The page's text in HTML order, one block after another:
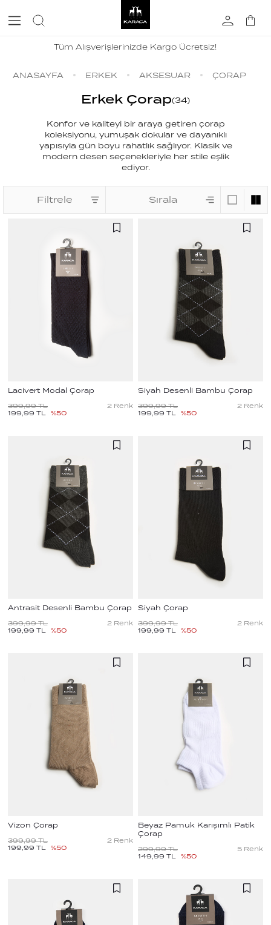
Tüm Alışverişlerinizde Kargo Ücretsiz!
ANASAYFA ERKEK AKSESUAR ÇORAP
Erkek Çorap(34)
Konfor ve kaliteyi bir araya getiren çorap
koleksiyonu, yumuşak dokular ve dayanıklı
yapısıyla gün boyu rahatlık sağlıyor. Klasik ve
modern desen seçenekleriyle her stile eşlik
ediyor.
Filtrele Sırala
Lacivert Modal Çorap
399,99 TL
199,99 TL %50
2 Renk
Siyah Desenli Bambu Çorap
399,99 TL
199,99 TL %50
2 Renk
Antrasit Desenli Bambu Çorap
399,99 TL
199,99 TL %50
2 Renk
Siyah Çorap
399,99 TL
199,99 TL %50
2 Renk
Vizon Çorap
399,99 TL
199,99 TL %50
2 Renk
Beyaz Pamuk Karışımlı Patik
Çorap
299,99 TL
149,99 TL %50
5 Renk